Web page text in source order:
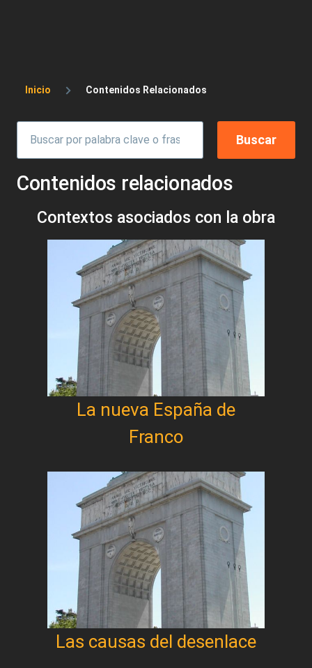
Sobrescribir enlaces de ayuda a la
Inicio Contenidos Relacionados
Contenidos relacionados
Contextos asociados con la obra
La nueva España de
Franco
Las causas del desenlace